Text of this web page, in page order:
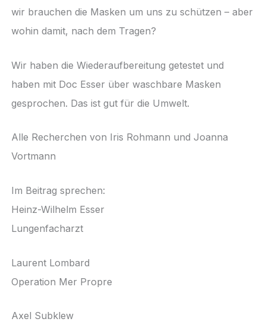
wir brauchen die Masken um uns zu schützen – aber
wohin damit, nach dem Tragen?
Wir haben die Wiederaufbereitung getestet und
haben mit Doc Esser über waschbare Masken
gesprochen. Das ist gut für die Umwelt.
Alle Recherchen von Iris Rohmann und Joanna
Vortmann
Im Beitrag sprechen:
Heinz-Wilhelm Esser
Lungenfacharzt
Laurent Lombard
Operation Mer Propre
Axel Subklew